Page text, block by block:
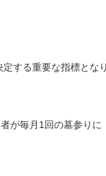
する重要な指標とな
が毎月1回の墓参りに